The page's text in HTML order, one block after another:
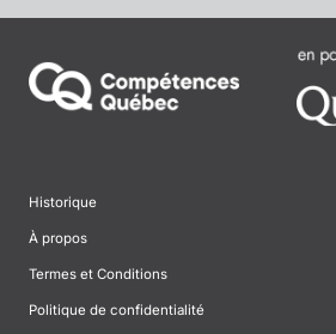
Historique
À propos
Termes et Conditions
Politique de confidentialité